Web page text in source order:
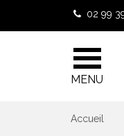
02 99
MENU
Accueil